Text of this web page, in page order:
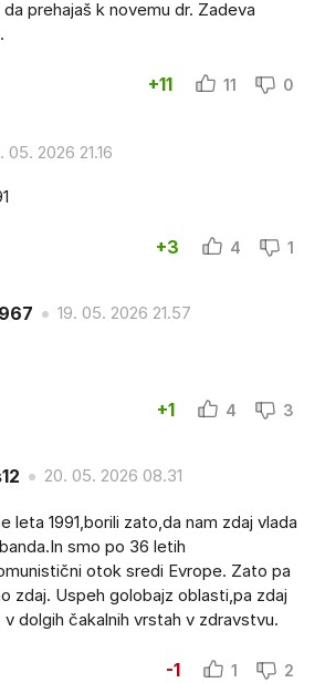
prehajaš k novemu dr. Zadeva
+11 11 0
05. 2026 21.16
+3 4 1
19. 05. 2026 21.57
+1 4 3
20. 05. 2026 08.31
leta 1991,borili zato,da nam zdaj vlada
smo po 36 letih
otok sredi Evrope. Zato pa
zdaj. Uspeh golobajz oblasti,pa zdaj
dolgih čakalnih vrstah v zdravstvu.
-1 1 2